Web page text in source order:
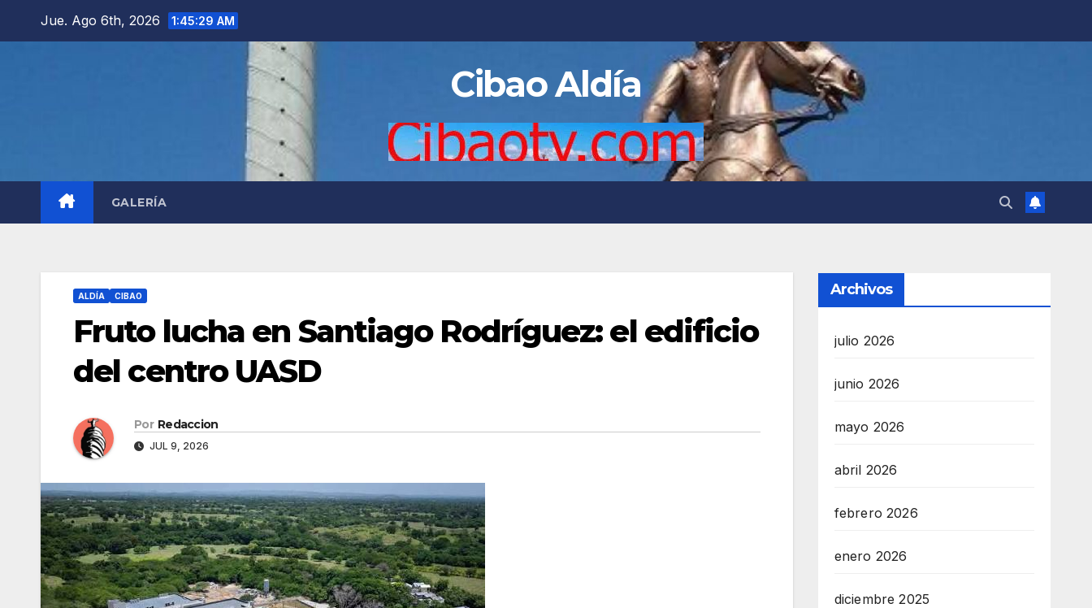
Jue. Ago 6th, 2026 1:45:30 AM
Cibao Aldía
GALERÍA
ALDÍA CIBAO
Fruto lucha en Santiago Rodríguez: el edificio
del centro UASD
Por Redaccion
JUL 9, 2026
Archivos
julio 2026
junio 2026
mayo 2026
abril 2026
febrero 2026
enero 2026
diciembre 2025